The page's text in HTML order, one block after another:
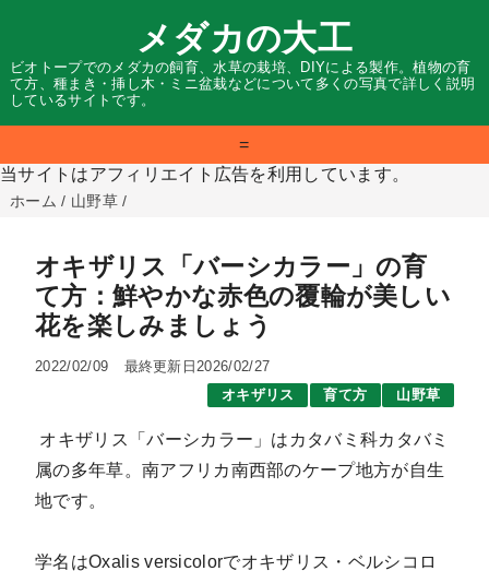
メダカの大工
ビオトープでのメダカの飼育、水草の栽培、DIYによる製作。植物の育
て方、種まき・挿し木・ミニ盆栽などについて多くの写真で詳しく説明
しているサイトです。
=
当サイトはアフィリエイト広告を利用しています。
ホーム / 山野草 /
オキザリス「バーシカラー」の育
て方：鮮やかな赤色の覆輪が美しい
花を楽しみましょう
2022/02/09
最終更新日2026/02/27
オキザリス
育て方 山野草
オキザリス「バーシカラー」はカタバミ科カタバミ
属の多年草。南アフリカ南西部のケープ地方が自生
地です。
学名はOxalis versicolorでオキザリス・ベルシコロ